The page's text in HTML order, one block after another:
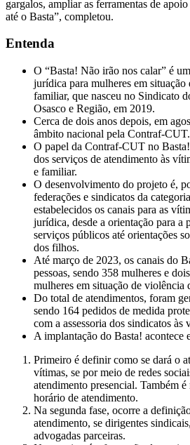
gargalos, ampliar as ferramentas de
até o Basta”, completou.
Entenda
O “Basta! Não irão nos calar” é
jurídica para mulheres em
familiar, que nasceu no Sindicato
Osasco e Região, em 2019.
Cerca de dois anos depois, em
âmbito nacional pela Contraf-CUT.
O papel da Contraf-CUT no
dos serviços de atendimento às
e familiar.
O desenvolvimento do projeto é,
federações e sindicatos da
estabelecidos os canais para as
jurídica, desde a orientação para a
serviços públicos até orientações
dos filhos.
Até março de 2023, os canais do
pessoas, sendo 358 mulheres e
mulheres em situação de violência
Do total de atendimentos, foram
sendo 164 pedidos de medida
com a assessoria dos sindicatos às
A implantação do Basta! acontece
Primeiro é definir como se dará o
vítimas, se por meio de redes
atendimento presencial. Também
horário de atendimento.
Na segunda fase, ocorre a
atendimento, se dirigentes
advogadas parceiras.